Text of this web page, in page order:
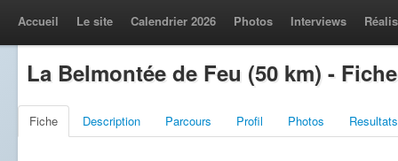
Accueil Le site Calendrier 2026 Photos Interviews
La Belmontée de Feu (50 km) - Fiche
Fiche Description Parcours Profil Photos Resultats